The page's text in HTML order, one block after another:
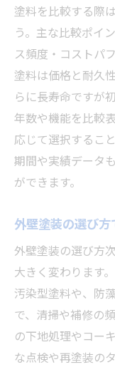
塗料を比較する際
う。主な比較ポイ
ス頻度・コストパ
塗料は価格と耐久
らに長寿命ですが
年数や機能を比較
応じて選択するこ
期間や実績データ
ができます。
外壁塗装の選び
外壁塗装の選び方
大きく変わります
汚染型塗料や、防
で、清掃や補修の
の下地処理やコー
な点検や再塗装の